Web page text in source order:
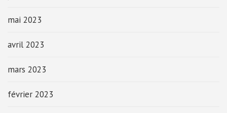
mai 2023
avril 2023
mars 2023
février 2023